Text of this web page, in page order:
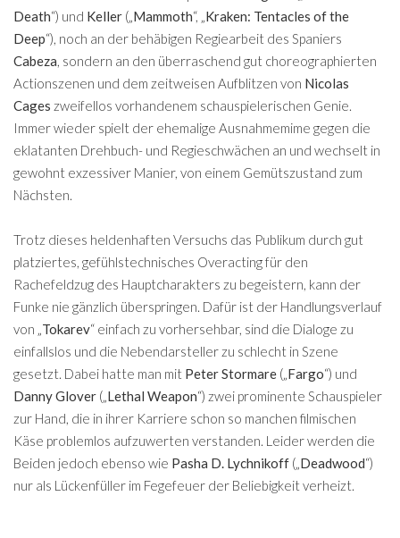
Death“) und Keller („ Mammoth“, „ Kraken: Tentacles of the
Deep“), noch an der behäbigen Regiearbeit des Spaniers
Cabeza , sondern an den überraschend gut choreographierten
Actionszenen und dem zeitweisen Aufblitzen von Nicolas
Cages zweifellos vorhandenem schauspielerischen Genie.
Immer wieder spielt der ehemalige Ausnahmemime gegen die
eklatanten Drehbuch- und Regieschwächen an und wechselt in
gewohnt exzessiver Manier, von einem Gemütszustand zum
Nächsten.
Trotz dieses heldenhaften Versuchs das Publikum durch gut
platziertes, gefühlstechnisches Overacting für den
Rachefeldzug des Hauptcharakters zu begeistern, kann der
Funke nie gänzlich überspringen. Dafür ist der Handlungsverlauf
von „ Tokarev“ einfach zu vorhersehbar, sind die Dialoge zu
einfallslos und die Nebendarsteller zu schlecht in Szene
gesetzt. Dabei hatte man mit Peter Stormare („ Fargo“) und
Danny Glover („ Lethal Weapon“) zwei prominente Schauspieler
zur Hand, die in ihrer Karriere schon so manchen filmischen
Käse problemlos aufzuwerten verstanden. Leider werden die
Beiden jedoch ebenso wie Pasha D. Lychnikoff („ Deadwood“)
nur als Lückenfüller im Fegefeuer der Beliebigkeit verheizt.